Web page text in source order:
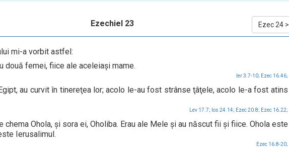
Ezechiel 23 Ezec 24>
mi-a vorbit astfel:
două femei, fiice ale aceleiaşi mame.
Ier 3.7-10; Ezec 16.46;
au curvit în tinereţea lor; acolo le-au fost strânse ţâţele, acolo le-a fost atins
Lev 17.7; Ios 24.14; Ezec 20.8; Ezec 16.22;
chema Ohola, şi sora ei, Oholiba. Erau ale Mele şi au născut fii şi fiice. Ohola este
Ierusalimul.
Ezec 16.8-20;